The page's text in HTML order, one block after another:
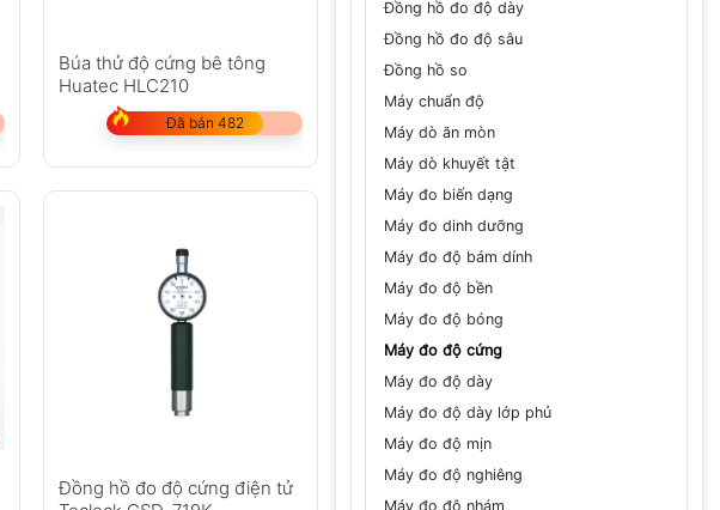
Đồng hồ đo độ dày
Đồng hồ đo độ sâu
Đồng hồ so
Máy chuẩn độ
Máy dò ăn mòn
Máy dò khuyết tật
Máy đo biến dạng
Máy đo dinh dưỡng
Máy đo độ bám dính
Máy đo độ bền
Máy đo độ bóng
Máy đo độ cứng
Máy đo độ dày
Máy đo độ dày lớp phủ
Máy đo độ mịn
Máy đo độ nghiêng
Máy đo độ nhám
Búa thử độ cứng bê tông
Huatec HLC210
Đã bán 482
Đồng hồ đo độ cứng điện tử